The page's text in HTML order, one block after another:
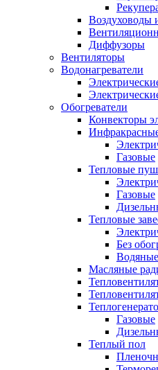
Воздуховоды
Диффузоры
Вентиляторы
Водонагреватели
Обогреватели
Конвекторы
Газовые
Тепловые
Газовые
Тепловые
Без
Водяные
Масляные
Газовые
Теплый пол